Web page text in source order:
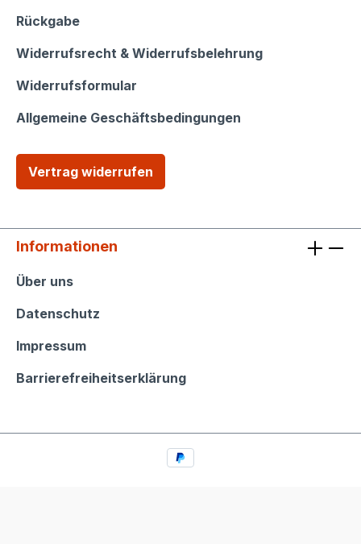
Rückgabe
Widerrufsrecht & Widerrufsbelehrung
Widerrufsformular
Allgemeine Geschäftsbedingungen
Vertrag widerrufen
Informationen
Informationen
Über uns
Datenschutz
Impressum
Barrierefreiheitserklärung